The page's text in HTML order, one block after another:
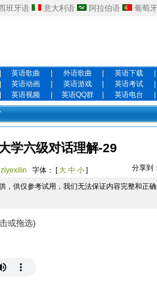
班牙语 意大利语 阿拉伯语 葡萄
英语歌曲 外语歌曲 英语下载
英语动画 英语游戏 英语考试
英语视频 英语QQ群 英语电台
学六级对话理解-29
ziyexilin 字体： [大 中 小 ] 分享到：
，供仅参考试用，我们无法保证内容完整和正
或拖选)